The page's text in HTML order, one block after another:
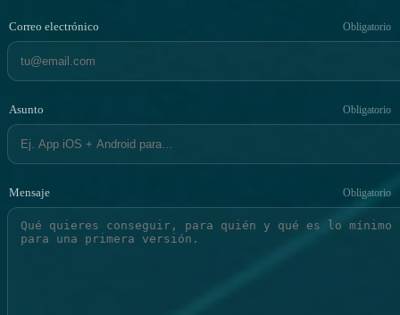
Correo electrónico Obligatorio
Asunto Obligatorio
Mensaje Obligatorio